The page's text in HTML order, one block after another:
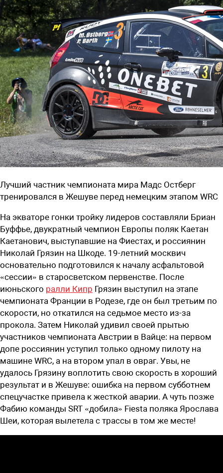
Лучший частник чемпионата мира Мадс Остберг
тренировался в Жешуве перед немецким этапом WRC
На экваторе гонки тройку лидеров составляли Бриан
Буффье, двукратный чемпион Европы поляк Каетан
Каетанович, выступавшие на Фиестах, и россиянин
Николай Грязин на Шкоде. 19-летний москвич
основательно подготовился к началу асфальтовой
«сессии» в старосветском первенстве. После
июньского ралли Кипр Грязин выступил на этапе
чемпионата Франции в Родезе, где он был третьим по
скорости, но откатился на седьмое место из-за
прокола. Затем Николай удивил своей прытью
участников чемпионата Австрии в Вайце: на первом
допе россиянин уступил только одному пилоту на
машине WRC, а на втором упал в овраг. Увы, не
удалось Грязину воплотить свою скорость в хороший
результат и в Жешуве: ошибка на первом субботнем
спецучастке привела к жесткой аварии. А чуть позже
Фабию команды SRT «добила» Fiesta поляка Ярослава
Шеи, которая вылетела с трассы в том же месте!